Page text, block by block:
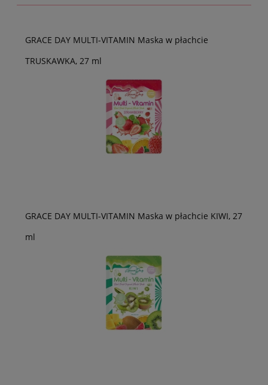
GRACE DAY MULTI-VITAMIN Maska w płachcie
TRUSKAWKA, 27 ml
GRACE DAY MULTI-VITAMIN Maska w płachcie KIWI, 27
ml